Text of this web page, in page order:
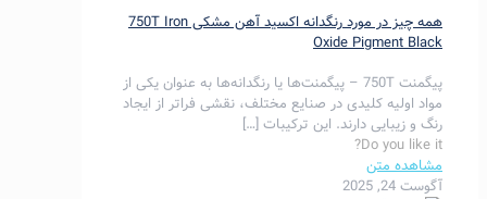
همه چیز در مورد رنگدانه اکسید آهن مشکی 750T Iron
Oxide Pigment Black
پیگمنت 750T – پیگمنت‌ها یا رنگدانه‌ها به عنوان یکی از
مواد اولیه کلیدی در صنایع مختلف، نقشی فراتر از ایجاد
رنگ و زیبایی دارند. این ترکیبات[…]
Do you like it?
مشاهده متن
آگوست 24, 2025